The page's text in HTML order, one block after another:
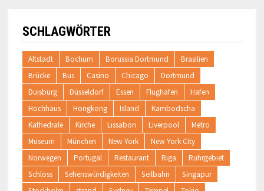
SCHLAGWÖRTER
Altstadt Bochum Borussia Dortmund
Brasilien
Brücke
Bus Casino Chicago
Dortmund
Duisburg
Düsseldorf Essen Flughafen
Hafen
Hochhaus
Hongkong Island
Kambodscha
Kathedrale
Kirche Lissabon Liverpool
Metro
Museum
München New York
New York City
Norwegen
Portugal Restaurant Riga
Ruhrgebiet
Schloss
Sehenswürdigkeiten Seilbahn
Singapur